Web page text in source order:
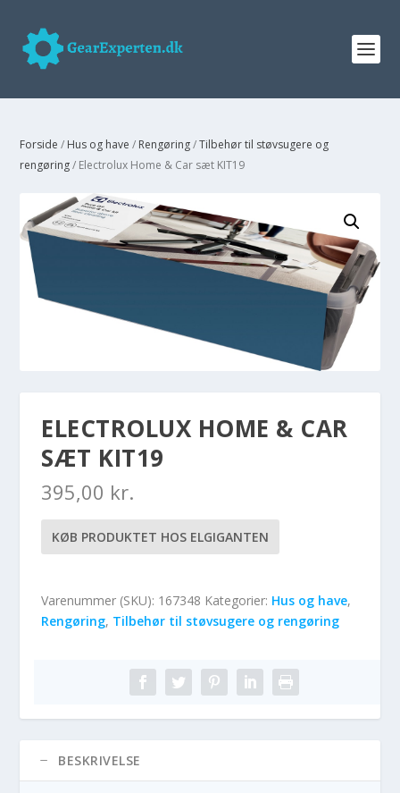
Forside / Hus og have / Rengøring/Tilbehør til støvsugere og
rengøring/ Electrolux Home & Car sæt KIT19
ELECTROLUX HOME & CAR
SÆT KIT19
395,00 kr.
KØB PRODUKTET HOS ELGIGANTEN
Varenummer (SKU): 167348 Kategorier: Hus og have,
Rengøring, Tilbehør til støvsugere og rengøring
BESKRIVELSE